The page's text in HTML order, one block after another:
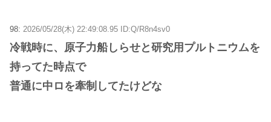
98: 2026/05/28(木) 22:49:08.95 ID:Q/R8n4sv0
冷戦時に、原子力船しらせと研究用プルトニウムを
持ってた時点で
普通に中ロを牽制してたけどな